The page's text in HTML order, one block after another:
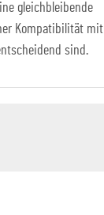
gleichbleibende
Kompatibilität mit
sind.